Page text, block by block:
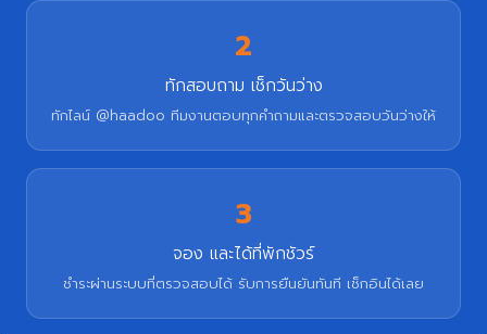
2
ทักสอบถาม เช็กวันว่าง
ทักไลน์ @haadoo ทีมงานตอบทุกคำถามและตรวจสอบวันว่างให้
3
จอง และได้ที่พักชัวร์
ชำระผ่านระบบที่ตรวจสอบได้ รับการยืนยันทันที เช็กอินได้เลย